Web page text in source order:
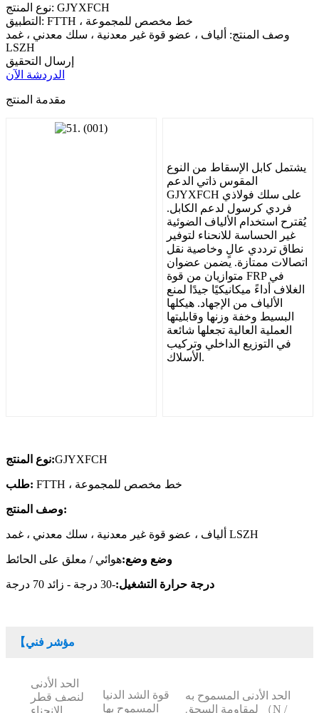
نوع المنتج: GJYXFCH
التطبيق: FTTH ، خط مخصص للمجموعة
وصف المنتج: ألياف ، عضو قوة غير معدنية ، سلك معدني ، غمد
LSZH
إرسال التحقيق
الدردشة الآن
مقدمة المنتج
يشتمل كابل الإسقاط من النوع
المقوس ذاتي الدعم
GJYXFCH على سلك فولاذي
فردي كرسول لدعم الكابل.
يُقترح استخدام الألياف الضوئية
غير الحساسة للانحناء لتوفير
نطاق ترددي عالٍ وخاصية نقل
اتصالات ممتازة. يضمن عضوان
متوازيان من قوة FRP في
الغلاف أداءً ميكانيكيًا جيدًا لمنع
الألياف من الإجهاد. هيكلها
البسيط وخفة وزنها وقابليتها
العملية العالية تجعلها شائعة
في التوزيع الداخلي وتركيب
الأسلاك.
نوع المنتج:GJYXFCH
طلب: FTTH ، خط مخصص للمجموعة
وصف المنتج:
ألياف ، عضو قوة غير معدنية ، سلك معدني ، غمد LSZH
وضع وضع:هوائي / معلق على الحائط
درجة حرارة التشغيل:-30 درجة - زائد 70 درجة
【مؤشر فني
الحد الأدنى
لنصف قطر
الانحناء
قوة الشد الدنيا
المسموح بها
الحد الأدنى المسموح به
لمقاومة السحق （N /